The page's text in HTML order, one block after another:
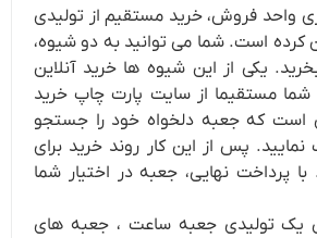
واحد فروش، خرید مستقیم از تولیدی
است. شما می توانید به دو شیوه،
یکی از این شیوه ها خرید آنلاین
مستقیما از سایت پارت چاپ خرید
است که جعبه دلخواه خود را جستجو
نمایید. پس از این کار روند خرید برای
پرداخت نهایی، جعبه در اختیار شما
یک تولیدی جعبه ساعت ، جعبه های